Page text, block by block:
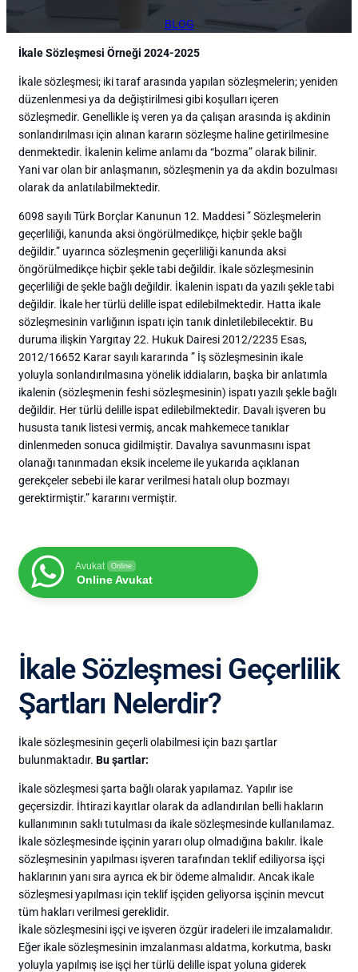
BLOG
İkale Sözleşmesi Örneği 2024-2025
İkale sözleşmesi; iki taraf arasında yapılan sözleşmelerin; yeniden
düzenlenmesi ya da değiştirilmesi gibi koşulları içeren
sözleşmedir. Genellikle iş veren ya da çalışan arasında iş akdinin
sonlandırılması için alınan kararın sözleşme haline getirilmesine
denmektedir. İkalenin kelime anlamı da “bozma” olarak bilinir.
Yani var olan bir anlaşmanın, sözleşmenin ya da akdin bozulması
olarak da anlatılabilmektedir.
6098 sayılı Türk Borçlar Kanunun 12. Maddesi ” Sözleşmelerin
geçerliliği, kanunda aksi öngörülmedikçe, hiçbir şekle bağlı
değildir.” uyarınca sözleşmenin geçerliliği kanunda aksi
öngörülmedikçe hiçbir şekle tabi değildir. İkale sözleşmesinin
geçerliliği de şekle bağlı değildir. İkalenin ispatı da yazılı şekle tabi
değildir. İkale her türlü delille ispat edilebilmektedir. Hatta ikale
sözleşmesinin varlığının ispatı için tanık dinletilebilecektir. Bu
duruma ilişkin Yargıtay 22. Hukuk Dairesi 2012/2235 Esas,
2012/16652 Karar sayılı kararında ” İş sözleşmesinin ikale
yoluyla sonlandırılmasına yönelik iddiaların, başka bir anlatımla
ikalenin (sözleşmenin feshi sözleşmesinin) ispatı yazılı şekle bağlı
değildir. Her türlü delille ispat edilebilmektedir. Davalı işveren bu
hususta tanık listesi vermiş, ancak mahkemece tanıklar
dinlenmeden sonuca gidilmiştir. Davalıya savunmasını ispat
olanağı tanınmadan eksik inceleme ile yukarıda açıklanan
gerekçeler sebebi ile karar verilmesi hatalı olup bozmayı
gerektirmiştir.” kararını vermiştir.
Avukat Online
Online Avukat
İkale Sözleşmesi Geçerlilik
Şartları Nelerdir?
İkale sözleşmesinin geçerli olabilmesi için bazı şartlar
bulunmaktadır. Bu şartlar:
İkale sözleşmesi şarta bağlı olarak yapılamaz. Yapılır ise
geçersizdir. İhtirazi kayıtlar olarak da adlandırılan belli hakların
kullanımının saklı tutulması da ikale sözleşmesinde kullanılamaz.
İkale sözleşmesinde işçinin yararı olup olmadığına bakılır. İkale
sözleşmesinin yapılması işveren tarafından teklif ediliyorsa işçi
haklarının yanı sıra ayrıca ek bir ödeme almalıdır. Ancak ikale
sözleşmesi yapılması için teklif işçiden geliyorsa işçinin mevcut
tüm hakları verilmesi gereklidir.
İkale sözleşmesini işçi ve işveren özgür iradeleri ile imzalamalıdır.
Eğer ikale sözleşmesinin imzalanması aldatma, korkutma, baskı
yoluyla yapılmış ise işçi her türlü delille ispat yoluna giderek